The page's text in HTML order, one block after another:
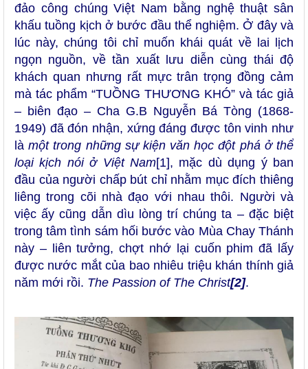
đảo công chúng Việt Nam bằng nghệ thuật sân
khấu tuồng kịch ở bước đầu thể nghiệm. Ở đây và
lúc này, chúng tôi chỉ muốn khái quát về lai lịch
ngọn nguồn, về tần xuất lưu diễn cùng thái độ
khách quan nhưng rất mực trân trọng đồng cảm
mà tác phẩm “TUỒNG THƯƠNG KHÓ” và tác giả
– biên đạo – Cha G.B Nguyễn Bá Tòng (1868-
1949) đã đón nhận, xứng đáng được tôn vinh như
làmột trong những sự kiện văn học đột phá ở thể
loại kịch nói ở Việt Nam[1], mặc dù dụng ý ban
đầu của người chấp bút chỉ nhằm mục đích thiêng
liêng trong cõi nhà đạo với nhau thôi. Người và
việc ấy cũng dẫn dìu lòng trí chúng ta – đặc biệt
trong tâm tình sám hối bước vào Mùa Chay Thánh
này – liên tưởng, chợt nhớ lại cuốn phim đã lấy
được nước mắt của bao nhiêu triệu khán thính giả
năm mới rồi. The Passion of The Christ[2].